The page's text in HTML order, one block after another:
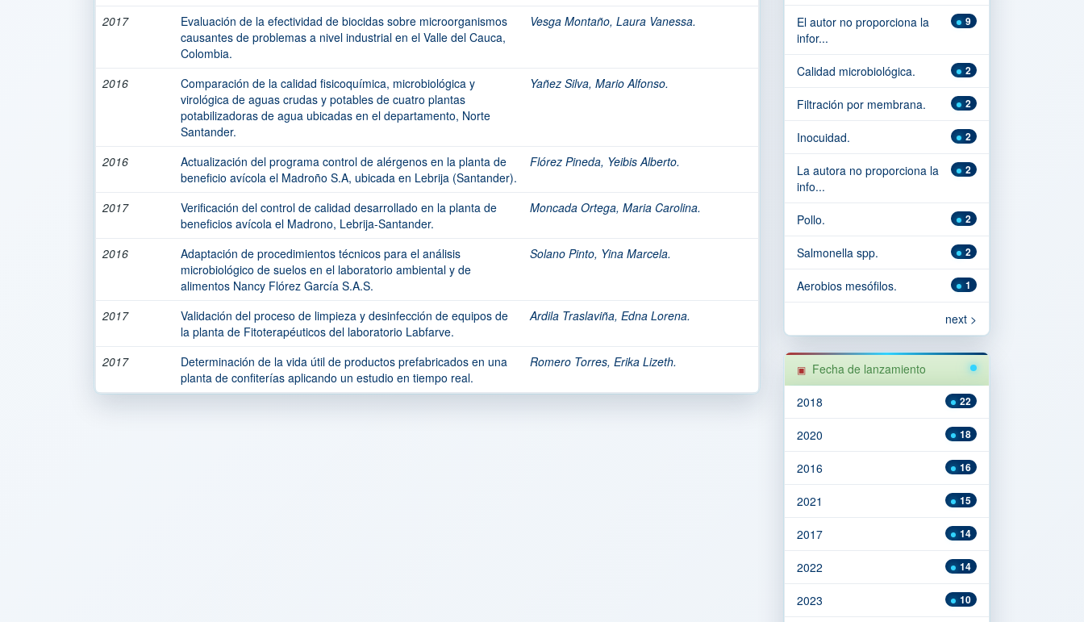
2017
Evaluación de la efectividad de biocidas sobre microorganismos
causantes de problemas a nivel industrial en el Valle del Cauca,
Colombia.
Vesga Montaño, Laura Vanessa.
2016
Comparación de la calidad fisicoquímica, microbiológica y
virológica de aguas crudas y potables de cuatro plantas
potabilizadoras de agua ubicadas en el departamento, Norte
Santander.
Yañez Silva, Mario Alfonso.
2016
Actualización del programa control de alérgenos en la planta de
beneficio avícola el Madroño S.A, ubicada en Lebrija (Santander).
Flórez Pineda, Yeibis Alberto.
2017
Verificación del control de calidad desarrollado en la planta de
beneficios avícola el Madrono, Lebrija-Santander.
Moncada Ortega, Maria Carolina.
2016
Adaptación de procedimientos técnicos para el análisis
microbiológico de suelos en el laboratorio ambiental y de
alimentos Nancy Flórez García S.A.S.
Solano Pinto, Yina Marcela.
2017
Validación del proceso de limpieza y desinfección de equipos de
la planta de Fitoterapéuticos del laboratorio Labfarve.
Ardila Traslaviña, Edna Lorena.
2017
Determinación de la vida útil de productos prefabricados en una
planta de confiterías aplicando un estudio en tiempo real.
Romero Torres, Erika Lizeth.
9
El autor no proporciona la
infor...
2
Calidad microbiológica.
2
Filtración por membrana.
2
Inocuidad.
2
La autora no proporciona la
info...
2
Pollo.
2
Salmonella spp.
1
Aerobios mesófilos.
next >
Fecha de lanzamiento
22
2018
18
2020
16
2016
15
2021
14
2017
14
2022
10
2023